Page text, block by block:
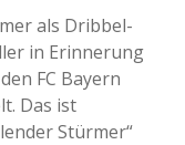
als Dribbel-
in Erinnerung
FC Bayern
Das ist
Stürmer“